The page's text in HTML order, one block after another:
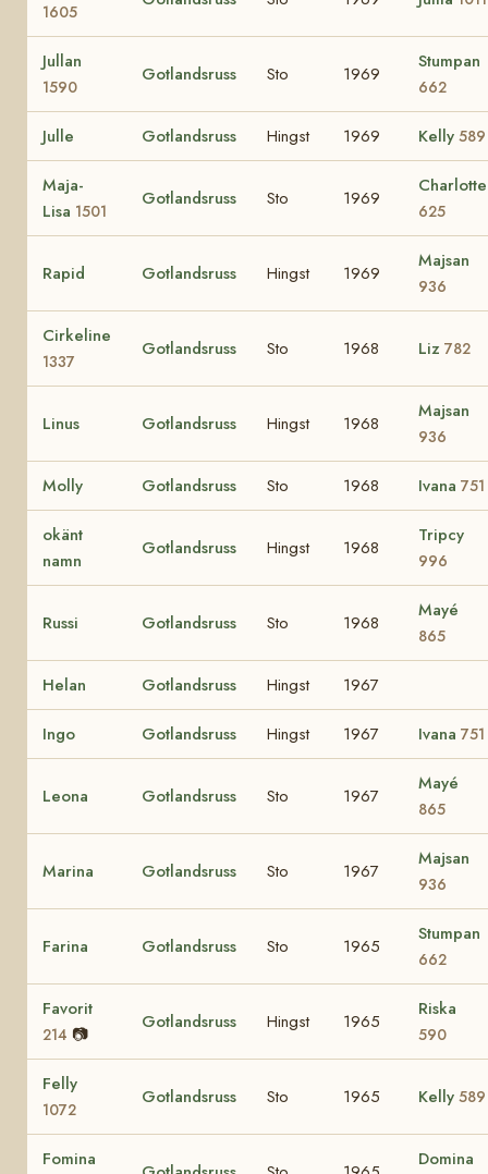
1605
Jullan
1590
Gotlandsruss Sto 1969
Stumpan
662
Julle Gotlandsruss Hingst 1969 Kelly 589
Maja-
Lisa 1501
Gotlandsruss Sto 1969
Charlotte
625
Rapid Gotlandsruss Hingst 1969
Majsan
936
Cirkeline
1337
Gotlandsruss Sto 1968 Liz 782
Linus Gotlandsruss Hingst 1968
Majsan
936
Molly Gotlandsruss Sto 1968 Ivana 751
okänt
namn
Gotlandsruss Hingst 1968
Tripcy
996
Russi Gotlandsruss Sto 1968
Mayé
865
Helan Gotlandsruss Hingst 1967
Ingo Gotlandsruss Hingst 1967 Ivana 751
Leona Gotlandsruss Sto 1967
Mayé
865
Marina Gotlandsruss Sto 1967
Majsan
936
Farina Gotlandsruss Sto 1965
Stumpan
662
Favorit
214 📷
Gotlandsruss Hingst 1965
Riska
590
Felly
1072
Gotlandsruss Sto 1965 Kelly 589
Fomina Domina